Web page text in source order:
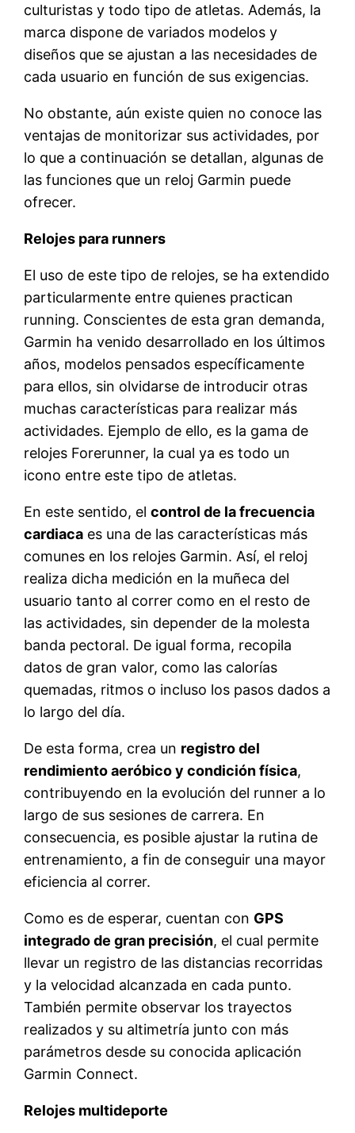
culturistas y todo tipo de atletas. Además, la
marca dispone de variados modelos y
diseños que se ajustan a las necesidades de
cada usuario en función de sus exigencias.
No obstante, aún existe quien no conoce las
ventajas de monitorizar sus actividades, por
lo que a continuación se detallan, algunas de
las funciones que un reloj Garmin puede
ofrecer.
Relojes para runners
El uso de este tipo de relojes, se ha extendido
particularmente entre quienes practican
running. Conscientes de esta gran demanda,
Garmin ha venido desarrollado en los últimos
años, modelos pensados específicamente
para ellos, sin olvidarse de introducir otras
muchas características para realizar más
actividades. Ejemplo de ello, es la gama de
relojes Forerunner, la cual ya es todo un
icono entre este tipo de atletas.
En este sentido, elcontrol de la frecuencia
cardiaca es una de las características más
comunes en los relojes Garmin. Así, el reloj
realiza dicha medición en la muñeca del
usuario tanto al correr como en el resto de
las actividades, sin depender de la molesta
banda pectoral. De igual forma, recopila
datos de gran valor, como las calorías
quemadas, ritmos o incluso los pasos dados a
lo largo del día.
De esta forma, crea un registro del
rendimiento aeróbico y condición física,
contribuyendo en la evolución del runner a lo
largo de sus sesiones de carrera. En
consecuencia, es posible ajustar la rutina de
entrenamiento, a fin de conseguir una mayor
eficiencia al correr.
Como es de esperar, cuentan con GPS
integrado de gran precisión, el cual permite
llevar un registro de las distancias recorridas
y la velocidad alcanzada en cada punto.
También permite observar los trayectos
realizados y su altimetría junto con más
parámetros desde su conocida aplicación
Garmin Connect.
Relojes multideporte